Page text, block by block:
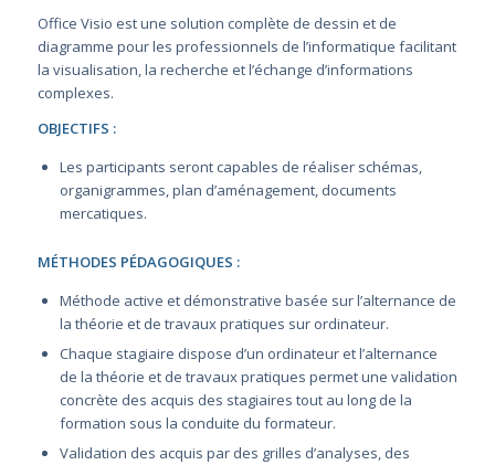
Office Visio est une solution complète de dessin et de
diagramme pour les professionnels de l’informatique facilitant
la visualisation, la recherche et l’échange d’informations
complexes.
OBJECTIFS :
Les participants seront capables de réaliser schémas,
organigrammes, plan d’aménagement, documents
mercatiques.
MÉTHODES PÉDAGOGIQUES :
Méthode active et démonstrative basée sur l’alternance de
la théorie et de travaux pratiques sur ordinateur.
Chaque stagiaire dispose d’un ordinateur et l’alternance
de la théorie et de travaux pratiques permet une validation
concrète des acquis des stagiaires tout au long de la
formation sous la conduite du formateur.
Validation des acquis par des grilles d’analyses, des